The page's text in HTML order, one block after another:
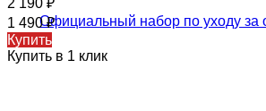
2 190 ₽
1 490₽
Купить
Купить в 1 клик